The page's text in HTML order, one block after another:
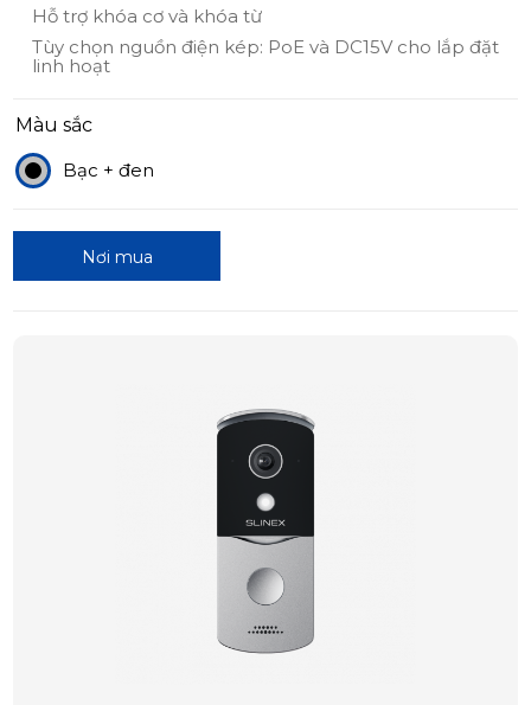
Hỗ trợ khóa cơ và khóa từ
Tùy chọn nguồn điện kép: PoE và DC15V cho lắp đặt
linh hoạt
Màu sắc
Bạc + đen
Nơi mua